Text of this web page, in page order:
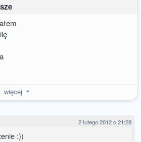
więcej
2 lutego 2012 o 21:28
:))